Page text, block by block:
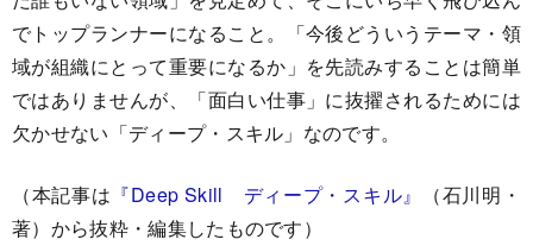
でトップランナーになること。「今後どういうテーマ・領
域が組織にとって重要になるか」を先読みすることは簡単
ではありませんが、「面白い仕事」に抜擢されるためには
欠かせない「ディープ・スキル」なのです。
（本記事は 『Deep Skill ディープ・スキル』
（石川明・
著）から抜粋・編集したものです）